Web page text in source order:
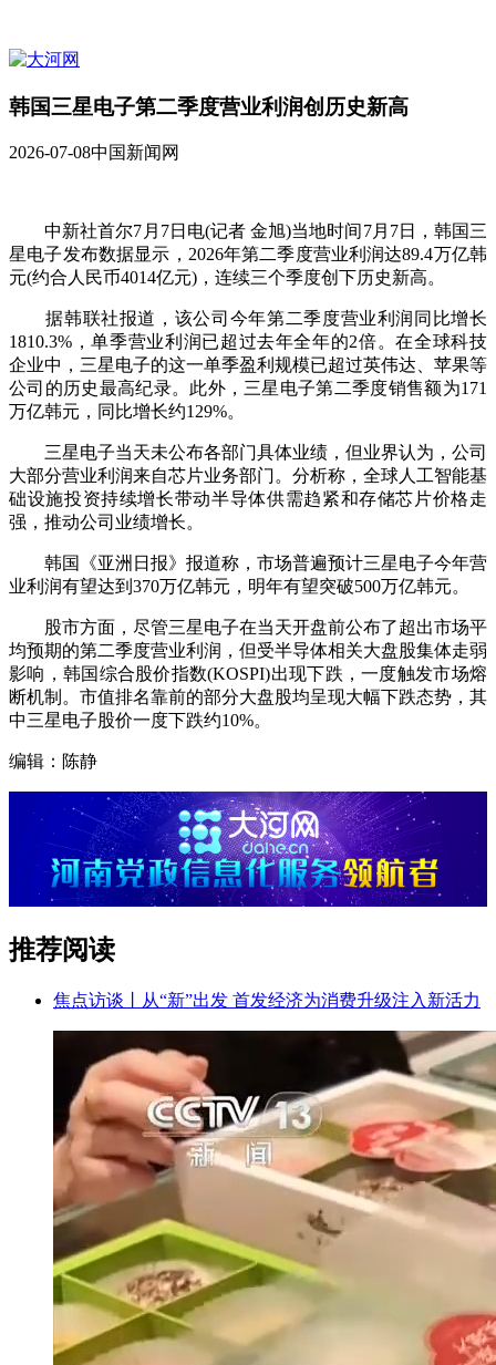
韩国三星电子第二季度营业利润创历史新高
2026-07-08中国新闻网
中新社首尔7月7日电(记者 金旭)当地时间7月7日，韩国三
星电子发布数据显示，2026年第二季度营业利润达89.4万亿韩
元(约合人民币4014亿元)，连续三个季度创下历史新高。
据韩联社报道，该公司今年第二季度营业利润同比增长
1810.3%，单季营业利润已超过去年全年的2倍。在全球科技
企业中，三星电子的这一单季盈利规模已超过英伟达、苹果等
公司的历史最高纪录。此外，三星电子第二季度销售额为171
万亿韩元，同比增长约129%。
三星电子当天未公布各部门具体业绩，但业界认为，公司
大部分营业利润来自芯片业务部门。分析称，全球人工智能基
础设施投资持续增长带动半导体供需趋紧和存储芯片价格走
强，推动公司业绩增长。
韩国《亚洲日报》报道称，市场普遍预计三星电子今年营
业利润有望达到370万亿韩元，明年有望突破500万亿韩元。
股市方面，尽管三星电子在当天开盘前公布了超出市场平
均预期的第二季度营业利润，但受半导体相关大盘股集体走弱
影响，韩国综合股价指数(KOSPI)出现下跌，一度触发市场熔
断机制。市值排名靠前的部分大盘股均呈现大幅下跌态势，其
中三星电子股价一度下跌约10%。
编辑：陈静
推荐阅读
焦点访谈丨从“新”出发 首发经济为消费升级注入新活力